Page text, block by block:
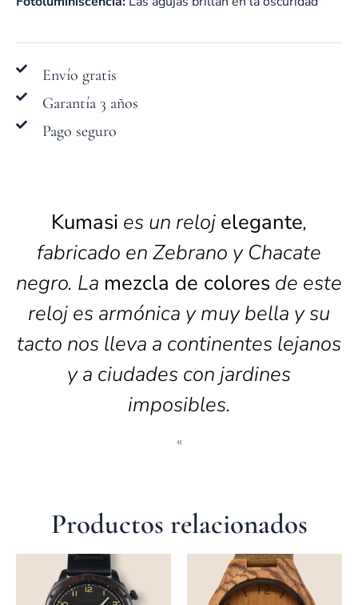
Envío gratis
Garantía 3 años
Pago seguro
Kumasi es un reloj elegante,
fabricado en Zebrano y Chacate
negro. La mezcla de colores de este
reloj es armónica y muy bella y su
tacto nos lleva a continentes lejanos
y a ciudades con jardines
imposibles.
Productos relacionados